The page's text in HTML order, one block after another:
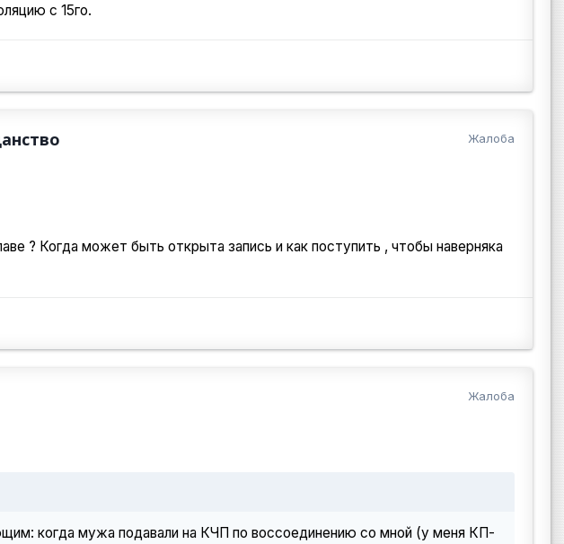
с 15го.
Жалоба
? Когда может быть открыта запись и как поступить , чтобы наверняка
Жалоба
когда мужа подавали на КЧП по воссоединению со мной (у меня КП-